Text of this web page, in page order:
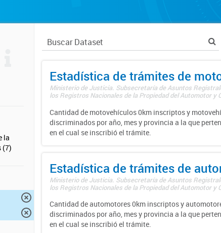
la
(7)
Estadística de trámites de
Ministerio de Justicia. Subsecretaría de Asuntos
los Registros Nacionales de la Propiedad del Automotor y
Cantidad de motovehículos 0km inscriptos y
discriminados por año, mes y provincia a la que
en el cual se inscribió el trámite.
Estadística de trámites de
Ministerio de Justicia. Subsecretaría de Asuntos
los Registros Nacionales de la Propiedad del Automotor y
Cantidad de automotores 0km inscriptos y
discriminados por año, mes y provincia a la que
en el cual se inscribió el trámite.